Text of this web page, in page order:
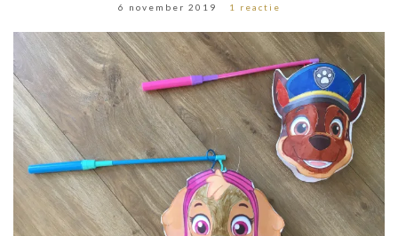
6 november 2019 1 reactie